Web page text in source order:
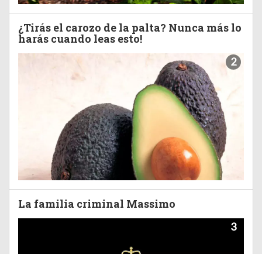
¿Tirás el carozo de la palta? Nunca más lo
harás cuando leas esto!
2
La familia criminal Massimo
3